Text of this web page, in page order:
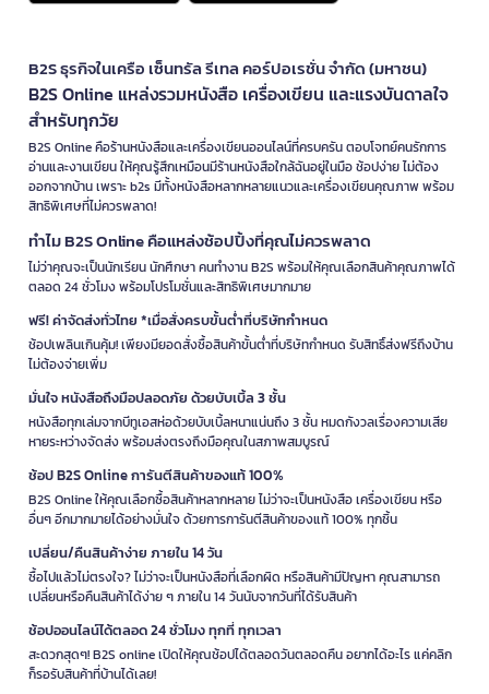
B2S ธุรกิจในเครือ เซ็นทรัล รีเทล คอร์ปอเรชั่น จำกัด (มหาชน)
B2S Online แหล่งรวมหนังสือ เครื่องเขียน และแรงบันดาลใจ
สำหรับทุกวัย
B2S Online คือร้านหนังสือและเครื่องเขียนออนไลน์ที่ครบครัน ตอบโจทย์คนรักการ
อ่านและงานเขียน ให้คุณรู้สึกเหมือนมีร้านหนังสือใกล้ฉันอยู่ในมือ ช้อปง่าย ไม่ต้อง
ออกจากบ้าน เพราะ b2s มีทั้งหนังสือหลากหลายแนวและเครื่องเขียนคุณภาพ พร้อม
สิทธิพิเศษที่ไม่ควรพลาด!
ทำไม B2S Online คือแหล่งช้อปปิ้งที่คุณไม่ควรพลาด
ไม่ว่าคุณจะเป็นนักเรียน นักศึกษา คนทำงาน B2S พร้อมให้คุณเลือกสินค้าคุณภาพได้
ตลอด 24 ชั่วโมง พร้อมโปรโมชั่นและสิทธิพิเศษมากมาย
ฟรี! ค่าจัดส่งทั่วไทย *เมื่อสั่งครบขั้นต่ำที่บริษัทกำหนด
ช้อปเพลินเกินคุ้ม! เพียงมียอดสั่งซื้อสินค้าขั้นต่ำที่บริษัทกำหนด รับสิทธิ์ส่งฟรีถึงบ้าน
ไม่ต้องจ่ายเพิ่ม
มั่นใจ หนังสือถึงมือปลอดภัย ด้วยบับเบิ้ล 3 ชั้น
หนังสือทุกเล่มจากบีทูเอสห่อด้วยบับเบิ้ลหนาแน่นถึง 3 ชั้น หมดกังวลเรื่องความเสีย
หายระหว่างจัดส่ง พร้อมส่งตรงถึงมือคุณในสภาพสมบูรณ์
ช้อป B2S Online การันตีสินค้าของแท้ 100%
B2S Online ให้คุณเลือกซื้อสินค้าหลากหลาย ไม่ว่าจะเป็นหนังสือ เครื่องเขียน หรือ
อื่นๆ อีกมากมายได้อย่างมั่นใจ ด้วยการการันตีสินค้าของแท้ 100% ทุกชิ้น
เปลี่ยน/คืนสินค้าง่าย ภายใน 14 วัน
ซื้อไปแล้วไม่ตรงใจ? ไม่ว่าจะเป็นหนังสือที่เลือกผิด หรือสินค้ามีปัญหา คุณสามารถ
เปลี่ยนหรือคืนสินค้าได้ง่าย ๆ ภายใน 14 วันนับจากวันที่ได้รับสินค้า
ช้อปออนไลน์ได้ตลอด 24 ชั่วโมง ทุกที่ ทุกเวลา
สะดวกสุดๆ! B2S online เปิดให้คุณช้อปได้ตลอดวันตลอดคืน อยากได้อะไร แค่คลิก
ก็รอรับสินค้าที่บ้านได้เลย!